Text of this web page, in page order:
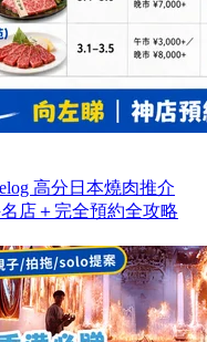
高分日本燒肉推介
店＋完全預約全攻略